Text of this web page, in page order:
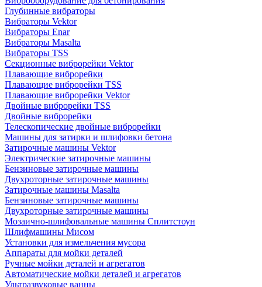
Глубинные вибраторы
Вибраторы Vektor
Вибраторы Enar
Вибраторы Masalta
Вибраторы TSS
Секционные виброрейки Vektor
Плавающие виброрейки
Плавающие виброрейки TSS
Плавающие виброрейки Vektor
Двойные виброрейки TSS
Двойные виброрейки
Телескопические двойные виброрейки
Машины для затирки и шлифовки бетона
Затирочные машины Vektor
Электрические затирочные машины
Бензиновые затирочные машины
Двухроторные затирочные машины
Затирочные машины Masalta
Бензиновые затирочные машины
Двухроторные затирочные машины
Мозаично-шлифовальные машины Сплитстоун
Шлифмашины Мисом
Установки для измельчения мусора
Аппараты для мойки деталей
Ручные мойки деталей и агрегатов
Автоматические мойки деталей и агрегатов
Ультразвуковые ванны